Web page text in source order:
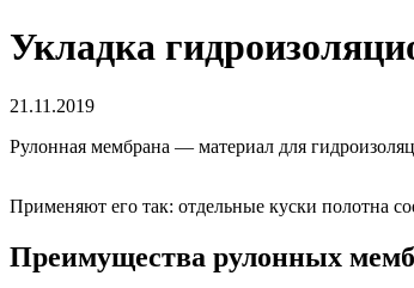
Укладка
21.11.2019
Рулонная мембрана — материал для
Применяют его так: отдельные куски полотна
Преимущества рулонных